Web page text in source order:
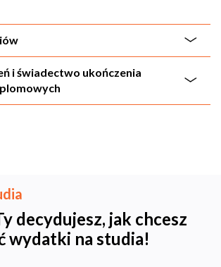
i świadectwo ukończenia
decydujesz, jak chcesz
wydatki na studia!